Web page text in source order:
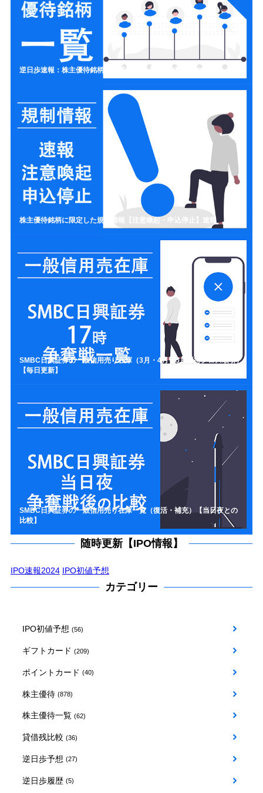
逆日歩速報：株主優待銘柄の一覧リスト【制度信用クロス取引】
株主優待銘柄に限定した規制情報【注意喚起・申込停止】速報
SMBC日興証券の一般信用売り在庫（3月・4月・5月優待クロス取引）
【毎日更新】
SMBC日興証券の一般信用売り在庫一覧（復活・補充）【当日夜との
比較】
随時更新【IPO情報】
IPO速報2024 IPO初値予想
カテゴリー
IPO初値予想 (56)
ギフトカード (209)
ポイントカード (40)
株主優待 (878)
株主優待一覧 (62)
貸借残比較 (36)
逆日歩予想 (27)
逆日歩履歴 (5)